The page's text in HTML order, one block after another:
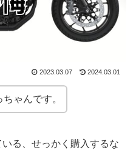
2023.03.07 2024.03.01
ゃんです。
いる、せっかく購入するな